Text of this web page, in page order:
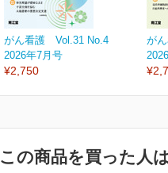
がん看護 Vol.31 No.4
2026年7月号
¥2,750
が
この商品を買った人